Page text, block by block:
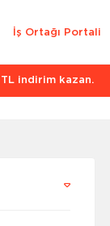
İş Ortağı Portali
indirim kazan.